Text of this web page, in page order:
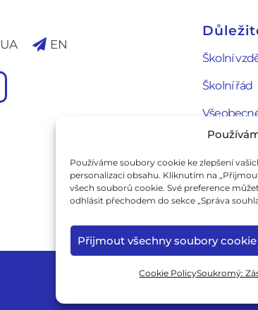
Používáme soubory cookie ke zlepšení
personalizaci obsahu. Kliknutím na
všech souborů cookie. Své preference
odhlásit přechodem do sekce „Správa
Přijmout všechny soubory cookie
Cookie PolicySoukromý:
UA EN
Školní
Školní řád
Formulář
Cookie
Zásady
Zkušební